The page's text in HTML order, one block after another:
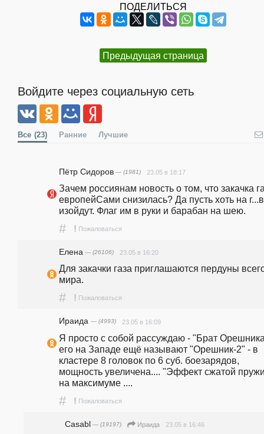
ПОДЕЛИТЬСЯ
Предыдущая страница
Войдите через социальную сеть
Все (23) Ранние Лучшие
Пётр Сидоров — (1981) 23.05 в 18:17
Зачем россиянам новость о том, что закачка
европейСами снизилась? Да пусть хоть на
изойдут. Флаг им в руки и барабан на шею.
# ! Пожаловаться
Елена — (26106) 23.05 в 16:20
Для закачки газа приглашаются пердуны
мира.
# ! Пожаловаться
Ираида — (4993) 23.05 в 16:09
Я просто с собой рассуждаю - "Брат
его на Западе ещё называют "Орешник-2" - в
кластере 8 головок по 6 суб. боезарядов,
мощность увеличена.... "Эффект сжатой
на максимуме ....
# ! Пожаловаться
Casabl — (19197) Ираида 23.05 в 16:46